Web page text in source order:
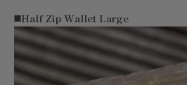
◼️Half Zip Wallet Large